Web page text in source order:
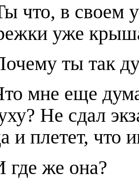
что, в своем
уже
ты так
мне еще
Не сдал
и плетет, что
где же она?